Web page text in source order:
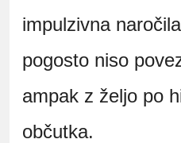
impulzivna
pogosto niso
ampak z željo po
občutka.